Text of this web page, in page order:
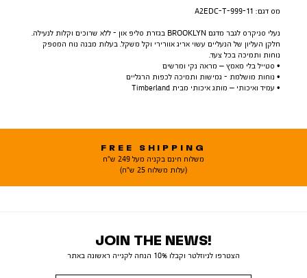
מס דגם: A2EDC-T-999-11
נעלי סניקרס לגבר מדגם BROOKLYN בגזרת סליפ און - ללא שרוכים וקלות לנעילה.
חלקן העליון של הנעליים עשוי אריג אוורירי וקל משקל. בעלות מבנה נוח המספק
נוחות ותמיכה בכל צעד.
• סטייל בלי מאמץ – מראה נקי ומרשים
• נוחות מושלמת - גמישות ותמיכה לכפות הרגליים
• עמיד ואיכותי – מותג איכותי מבית Timberland
FREE SHIPPING
משלוח חינם בקניה מעל 249 ש"ח
(עלות משלוח 25 ש"ח)
JOIN THE NEWS!
הצטרפו לניוזלטר וקבלו 10% הנחה לקנייה ראשונה באתר